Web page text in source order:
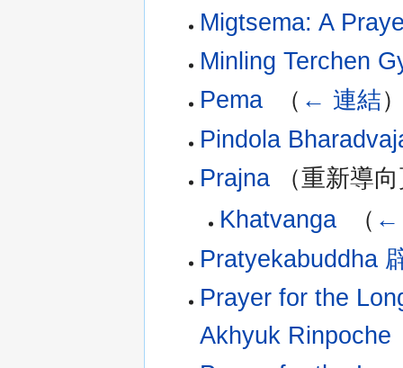
Migtsema: A
Minling Terchen
Pema‎ （ ← 連結
Pindola
Prajna（重新導
Khatvanga
（ ←
Pratyekabuddha
Prayer for the
Akhyuk Rinpoche